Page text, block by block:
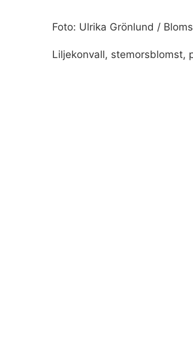
Foto: Ulrika Grönlund /
Liljekonvall, stemorsblomst,